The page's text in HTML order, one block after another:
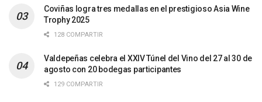
Coviñas logra tres medallas en el prestigioso Asia Wine
Trophy 2025
128 COMPARTIR
Valdepeñas celebra el XXIV Túnel del Vino del 27 al 30 de
agosto con 20 bodegas participantes
129 COMPARTIR